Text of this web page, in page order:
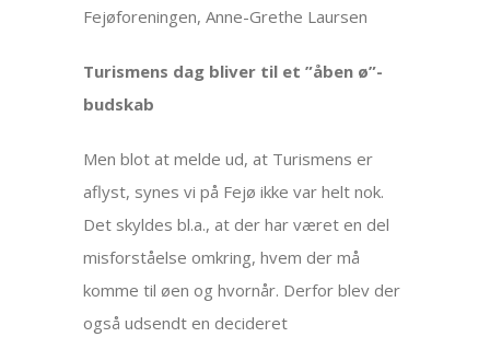
Fejøforeningen, Anne-Grethe Laursen
Turismens dag bliver til et ”åben ø”-
budskab
Men blot at melde ud, at Turismens er
aflyst, synes vi på Fejø ikke var helt nok.
Det skyldes bl.a., at der har været en del
misforståelse omkring, hvem der må
komme til øen og hvornår. Derfor blev der
også udsendt en decideret